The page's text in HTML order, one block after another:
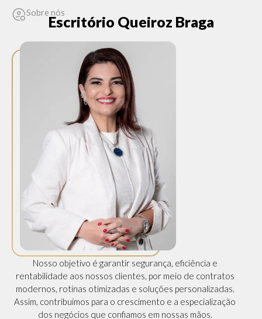
Sobre nós
Escritório Queiroz Braga
Nosso objetivo é garantir segurança, eficiência e
rentabilidade aos nossos clientes, por meio de contratos
modernos, rotinas otimizadas e soluções personalizadas.
Assim, contribuímos para o crescimento e a especialização
dos negócios que confiamos em nossas mãos.